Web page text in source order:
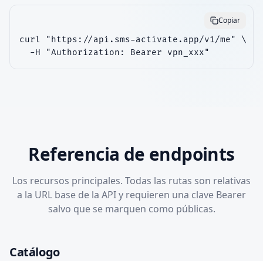
Copiar
curl "https://api.sms-activate.app/v1/me" \
  -H "Authorization: Bearer vpn_xxx"
Referencia de endpoints
Los recursos principales. Todas las rutas son relativas
a la URL base de la API y requieren una clave Bearer
salvo que se marquen como públicas.
Catálogo